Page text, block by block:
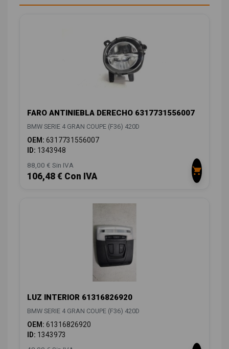
FARO ANTINIEBLA DERECHO 6317731556007
BMW SERIE 4 GRAN COUPE (F36) 420D
OEM: 6317731556007
ID: 1343948
88,00 € Sin IVA
106,48 € Con IVA
LUZ INTERIOR 61316826920
BMW SERIE 4 GRAN COUPE (F36) 420D
OEM: 61316826920
ID: 1343973